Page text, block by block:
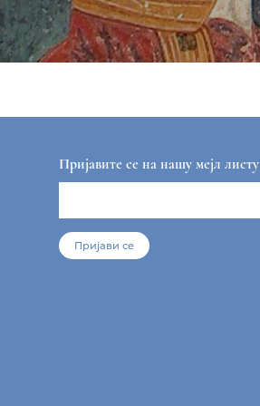
Пријавите се на нашу мејл листу
Пријави се